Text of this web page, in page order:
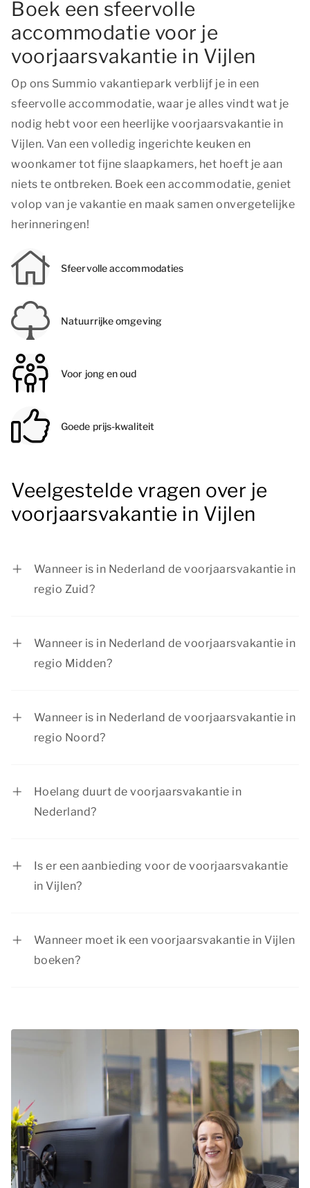
Boek een sfeervolle
accommodatie voor je
voorjaarsvakantie in Vijlen
Op ons Summio vakantiepark verblijf je in een
sfeervolle accommodatie, waar je alles vindt wat je
nodig hebt voor een heerlijke voorjaarsvakantie in
Vijlen. Van een volledig ingerichte keuken en
woonkamer tot fijne slaapkamers, het hoeft je aan
niets te ontbreken. Boek een accommodatie, geniet
volop van je vakantie en maak samen onvergetelijke
herinneringen!
Sfeervolle accommodaties
Natuurrijke omgeving
Voor jong en oud
Goede prijs-kwaliteit
Veelgestelde vragen over je
voorjaarsvakantie in Vijlen
Wanneer is in Nederland de voorjaarsvakantie in
regio Zuid?
Wanneer is in Nederland de voorjaarsvakantie in
regio Midden?
Wanneer is in Nederland de voorjaarsvakantie in
regio Noord?
Hoelang duurt de voorjaarsvakantie in
Nederland?
Is er een aanbieding voor de voorjaarsvakantie
in Vijlen?
Wanneer moet ik een voorjaarsvakantie in Vijlen
boeken?
vakantie te gaan. Het is daarom aan te raden
zodat je nog kunt kiezen uit verschillende
beschikbare accommodaties.